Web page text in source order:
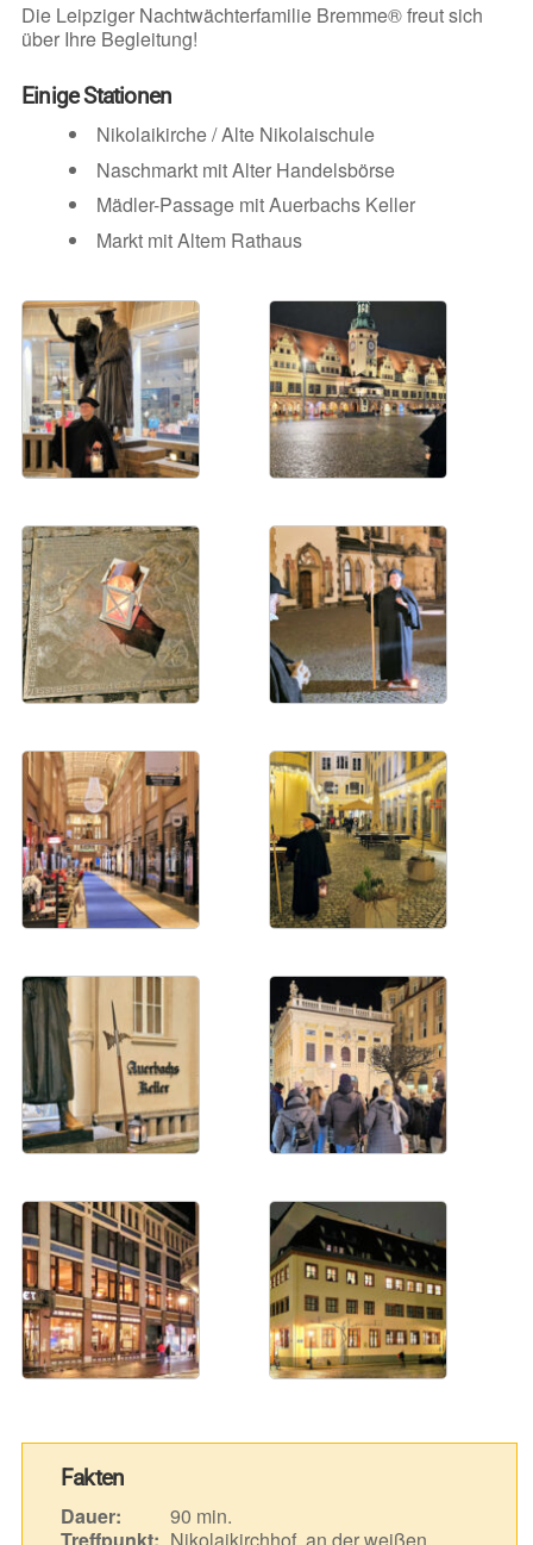
Die Leipziger Nachtwächterfamilie Bremme® freut sich
über Ihre Begleitung!
Einige Stationen
Nikolaikirche / Alte Nikolaischule
Naschmarkt mit Alter Handelsbörse
Mädler-Passage mit Auerbachs Keller
Markt mit Altem Rathaus
Fakten
Dauer:
90 min.
Treffpunkt: Nikolaikirchhof, an der weißen